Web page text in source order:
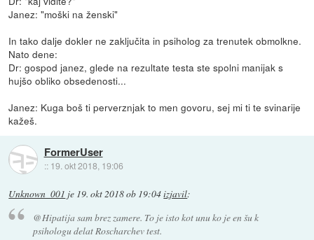
Janez: "moški na ženski"
In tako dalje dokler ne zaključita in psiholog za trenutek obmolkne.
Nato dene:
Dr: gospod janez, glede na rezultate testa ste spolni manijak s
hujšo obliko obsedenosti...
Janez: Kuga boš ti perverznjak to men govoru, sej mi ti te svinarije
kažeš.
FormerUser
:: 19. okt 2018, 19:06
Unknown_001 je 19. okt 2018 ob 19:04izjavil:
@Hipatija sam brez zamere. To je isto kot unu ko je en šu k
psihologu delat Roscharchev test.